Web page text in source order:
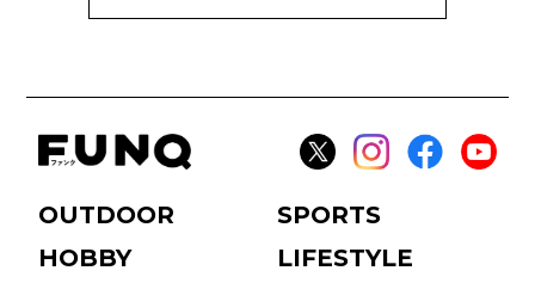
OUTDOOR
SPORTS
HOBBY
LIFESTYLE